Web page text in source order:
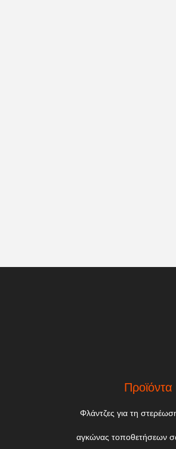
Προϊόντα
Φλάντζες για τη
αγκώνας τοποθετήσεων